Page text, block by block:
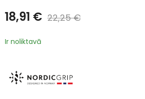
18,91 € 22,25€
Ir noliktavā